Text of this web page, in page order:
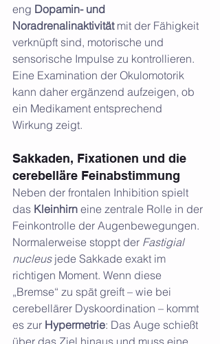
eng Dopamin- und
Noradrenalinaktivität mit der Fähigkeit
verknüpft sind, motorische und
sensorische Impulse zu kontrollieren.
Eine Examination der Okulomotorik
kann daher ergänzend aufzeigen, ob
ein Medikament entsprechend
Wirkung zeigt.
Sakkaden, Fixationen und die
cerebelläre Feinabstimmung
Neben der frontalen Inhibition spielt
das Kleinhirn eine zentrale Rolle in der
Feinkontrolle der Augenbewegungen.
Normalerweise stoppt der Fastigial
nucleus jede Sakkade exakt im
richtigen Moment. Wenn diese
„Bremse“ zu spät greift – wie bei
cerebellärer Dyskoordination – kommt
es zur Hypermetrie: Das Auge schießt
über das Ziel hinaus und muss eine